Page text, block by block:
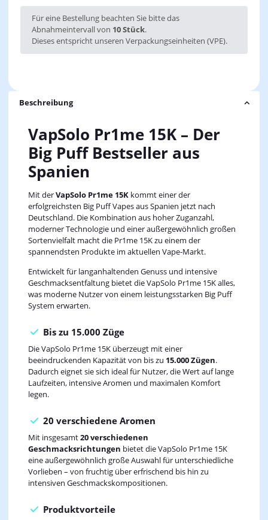
x
Für eine Bestellung beachten Sie bitte das
Abnahmeintervall von 10 Stück.
Dieses entspricht unseren Verpackungseinheiten (VPE).
Beschreibung
VapSolo Pr1me 15K – Der
Big Puff Bestseller aus
Spanien
Mit derVapSolo Pr1me 15Kkommt einer der
erfolgreichsten Big Puff Vapes aus Spanien jetzt nach
Deutschland. Die Kombination aus hoher Zuganzahl,
moderner Technologie und einer außergewöhnlich großen
Sortenvielfalt macht die Pr1me 15K zu einem der
spannendsten Produkte im aktuellen Vape-Markt.
Entwickelt für langanhaltenden Genuss und intensive
Geschmacksentfaltung bietet die VapSolo Pr1me 15K alles,
was moderne Nutzer von einem leistungsstarken Big Puff
System erwarten.
Bis zu 15.000 Züge
Die VapSolo Pr1me 15K überzeugt mit einer
beeindruckenden Kapazität von bis zu 15.000 Zügen.
Dadurch eignet sie sich ideal für Nutzer, die Wert auf lange
Laufzeiten, intensive Aromen und maximalen Komfort
legen.
20 verschiedene Aromen
Mit insgesamt20 verschiedenen
Geschmacksrichtungen bietet die VapSolo Pr1me 15K
eine außergewöhnlich große Auswahl für unterschiedliche
Vorlieben – von fruchtig über erfrischend bis hin zu
intensiven Geschmackskompositionen.
Produktvorteile